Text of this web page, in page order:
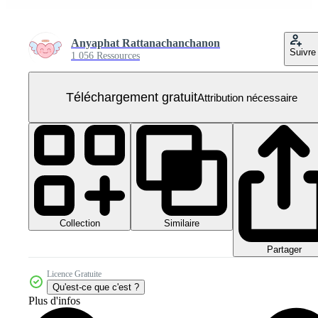
Anyaphat Rattanachanchanon
1 056 Ressources Suivre
Téléchargement gratuitAttribution nécessaire
Collection Similaire
Partager
Licence Gratuite
Qu'est-ce que c'est ?
Plus d'infos